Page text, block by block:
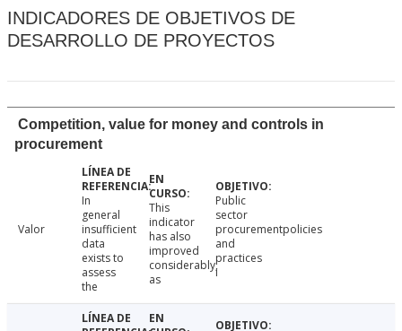
INDICADORES DE OBJETIVOS DE
DESARROLLO DE PROYECTOS
Competition, value for money and controls in
procurement
Valor
In
general
insufficient
data
exists to
assess
the
This
indicator
has also
improved
considerably,
as
Public
sector
procurementpolicies
and
practices
i